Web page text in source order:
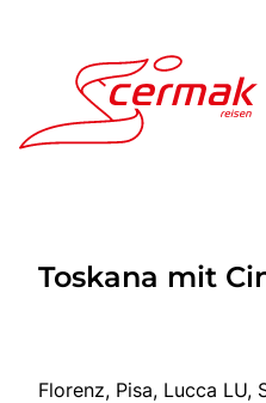
Highlights
Toskana mit
Florenz, Pisa, Lucca LU,